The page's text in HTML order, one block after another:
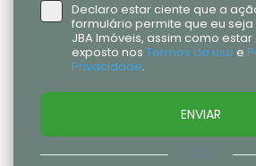
Declaro estar ciente que a
formulário permite que eu
JBA Imóveis, assim como
exposto nos Termos de uso e
Privacidade.
ENVIAR
OU